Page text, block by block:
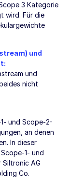
3 Kategorie
wird. Für die
und
und
nicht
und Scope-2-
an denen
In dieser
1- und
Siltronic AG
Co.